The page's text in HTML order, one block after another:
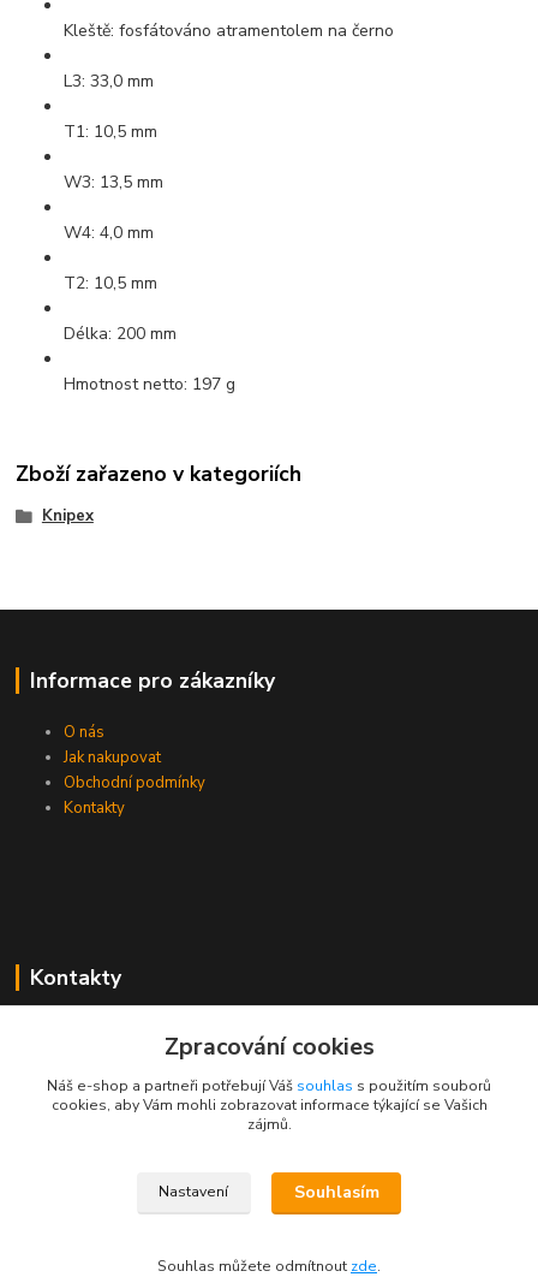
Kleště: fosfátováno atramentolem na černo
L3: 33,0 mm
T1: 10,5 mm
W3: 13,5 mm
W4: 4,0 mm
T2: 10,5 mm
Délka: 200 mm
Hmotnost netto: 197 g
Zboží zařazeno v kategoriích
Knipex
Informace pro zákazníky
O nás
Jak nakupovat
Obchodní podmínky
Kontakty
Kontakty
+420 733 530 378
(Po-Pá, 8-15 hod.)
© 2023 PEVA.cz
Zpracování cookies
Náš e-shop a partneři potřebují Váš souhlas s použitím souborů
cookies, aby Vám mohli zobrazovat informace týkající se Vašich
zájmů.
Nastavení Souhlasím
Souhlas můžete odmítnout zde.